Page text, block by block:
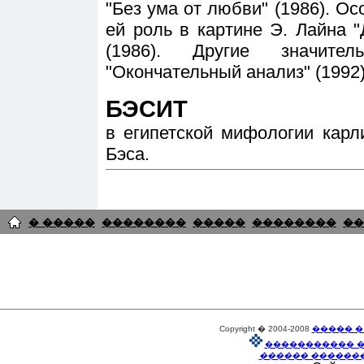
"Без ума от любви" (1986).
ей роль в картине Э. Лайна
(1986). Другие
"Окончательный анализ"
БЭСИТ
в египетской мифологии
Бэса.
� ����� �������� ����� ��������
Copyright � 2004-2008 �����
�����������
������